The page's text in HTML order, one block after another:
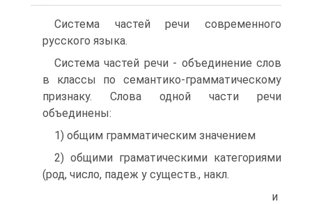
Система частей речи современного
русского языка.
Система частей речи - объединение слов
в классы по семантико-грамматическому
признаку. Слова одной части речи
объединены:
1) общим грамматическим значением
2) общими граматическими категориями
(род, число, падеж у существ., накл.
и